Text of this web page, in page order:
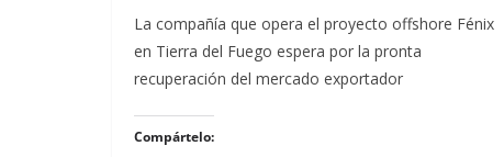
La compañía que opera el proyecto offshore Fénix
en Tierra del Fuego espera por la pronta
recuperación del mercado exportador
Compártelo: